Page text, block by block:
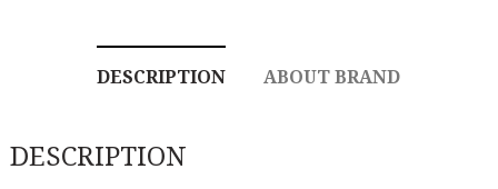
DESCRIPTION ABOUT BRAND
DESCRIPTION